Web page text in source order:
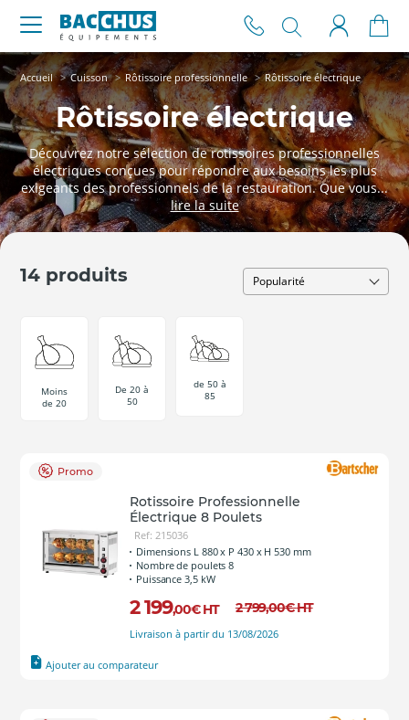
Accueil Cuisson Rôtissoire professionnelle Rôtissoire électrique
Rôtissoire électrique
Découvrez notre sélection de rotissoires professionnelles
électriques conçues pour répondre aux besoins les plus
exigeants des professionnels de la restauration. Que vous...
14 produits
Moins
de 20
De 20 à
50
de 50 à
85
Promo
Rotissoire Professionnelle
Électrique 8 Poulets
Ref: 215036
Dimensions L 880 x P 430 x H 530 mm
Nombre de poulets 8
Puissance 3,5 kW
2 199,00€ HT 2 799,00€HT
Livraison à partir du 13/08/2026
Ajouter au comparateur